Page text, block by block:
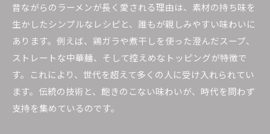
懐かしいラーメンを楽しむ方法を解説
ラーメンの昔ながらの楽しみ方を知ろう
近くの昔ながらのラーメン巡りのすすめ
老舗ラーメンの雰囲気を自宅で味わうコツ
昔ながらのラーメン屋探しのポイント解説
懐かしいラーメンイベントの魅力を紹介
昔ながらのラーメンが長く愛される理由は、素材の持ち味を
生かしたシンプルなレシピと、誰もが親しみやすい味わいに
あります。例えば、鶏ガラや煮干しを使った澄んだスープ、
ストレートな中華麺、そして控えめなトッピングが特徴で
す。これにより、世代を超えて多くの人に受け入れられてい
ます。伝統の技術と、飽きのこない味わいが、時代を問わず
支持を集めているのです。